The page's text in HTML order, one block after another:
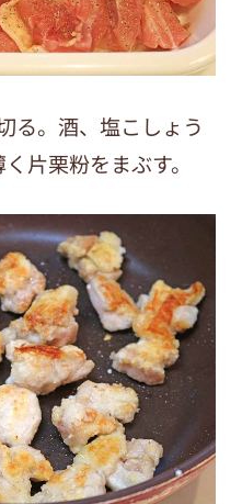
る。酒、塩こしょう
片栗粉をまぶす。